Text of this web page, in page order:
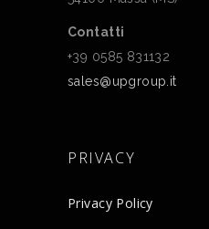
Contatti
+39 0585 831132
sales@upgroup.it
PRIVACY
Privacy Policy